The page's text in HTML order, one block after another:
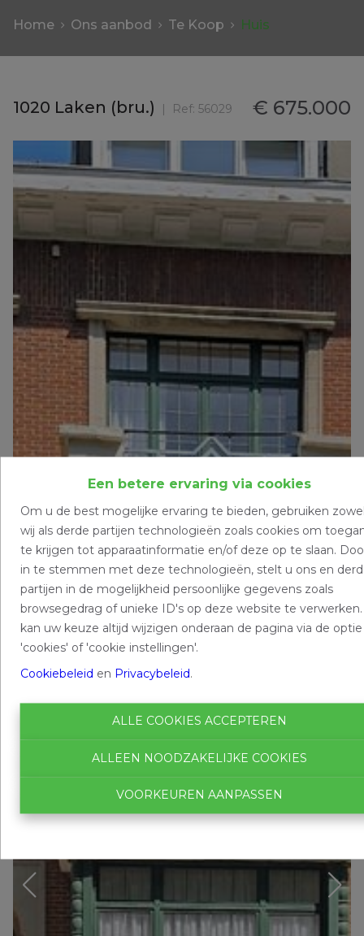
Een betere ervaring via cookies
Om u de best mogelijke ervaring te bieden, gebruiken
wij als derde partijen technologieën zoals cookies om
te krijgen tot apparaatinformatie en/of deze op te slaan.
in te stemmen met deze technologieën, stelt u ons en
partijen in de mogelijkheid persoonlijke gegevens zoals
browsegedrag of unieke ID's op deze website te verwerken.
kan uw keuze altijd wijzigen onderaan de pagina via de optie
'cookies' of 'cookie instellingen'.
Cookiebeleid en Privacybeleid.
ALLE COOKIES ACCEPTEREN
ALLEEN NOODZAKELIJKE COOKIES
VOORKEUREN AANPASSEN
Home Ons aanbod Te Koop Huis
1020 Laken (bru.) Ref: 56029 € 675.000